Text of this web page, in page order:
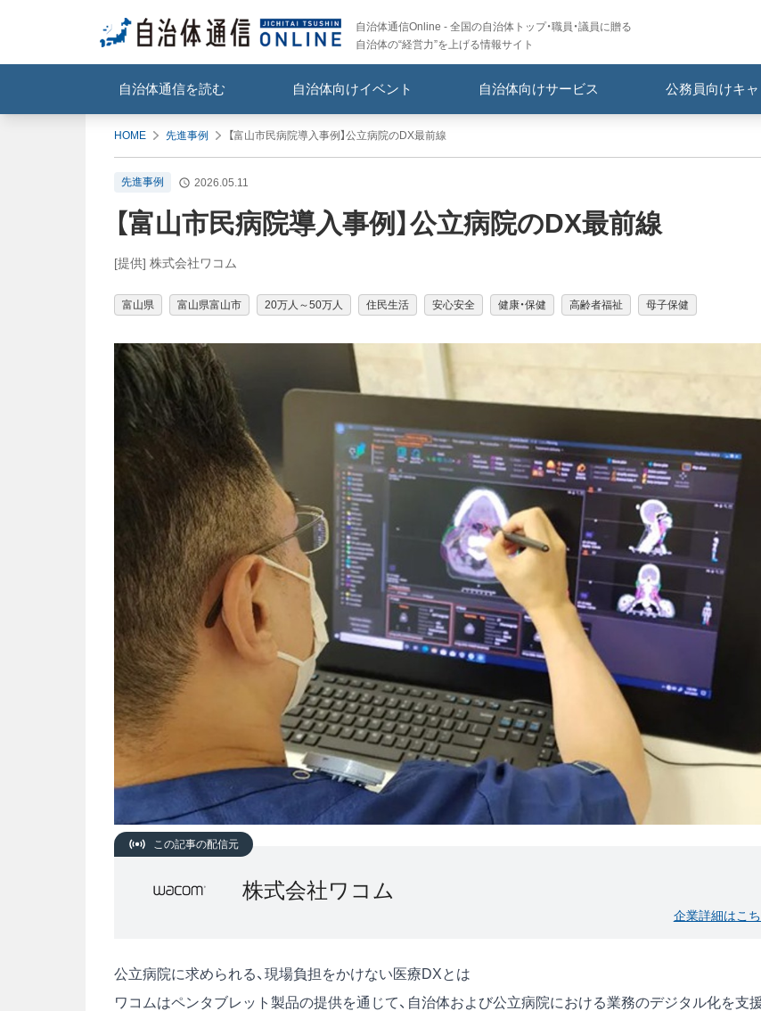
自治体通信Online - 全国の自治体トップ・職員・議員に贈る
自治体の“経営力”を上げる情報サイト
自治体通信を読む 自治体向けイベント 自治体向けサービス 公務員向けキ
HOME 先進事例 【富山市民病院導入事例】公立病院のDX最前線
先進事例 2026.05.11
【富山市民病院導入事例】公立病院のDX最前線
[提供] 株式会社ワコム
富山県 富山県富山市 20万人～50万人 住民生活 安心安全 健康・保健 高齢者福祉 母子保健
この記事の配信元
株式会社ワコム
企業詳細はこ
公立病院に求められる、現場負担をかけない医療DXとは
ワコムはペンタブレット製品の提供を通じて、自治体および公立病院における業務のデジタル化を支